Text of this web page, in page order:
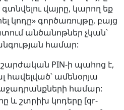
վայրը, կարող եք
կոդը» գործառույթը, բայց
անծանոթներ չկան՝
համար:
շարժական PIN-ի պահոց է,
հավելված՝ ամենօրյա
համար:
և շտրիխ կոդերը [qr-